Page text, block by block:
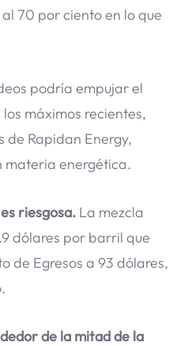
70 por ciento en lo que
podría empujar el
máximos recientes,
de Rapidan Energy,
materia energética.
riesgosa. La mezcla
dólares por barril que
de Egresos a 93 dólares,
de la mitad de la